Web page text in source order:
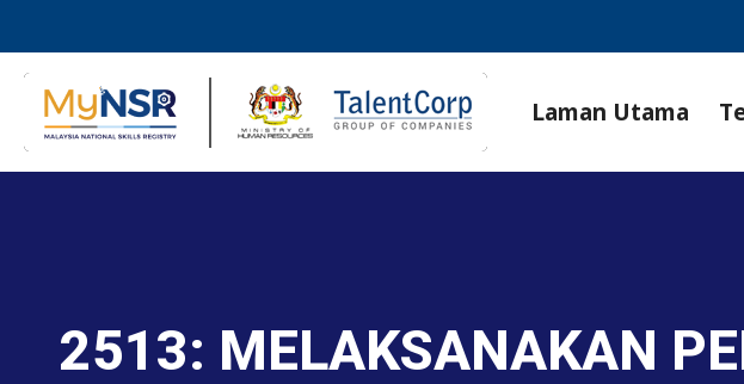
Laman Utama
2513: MELAKSANAKAN